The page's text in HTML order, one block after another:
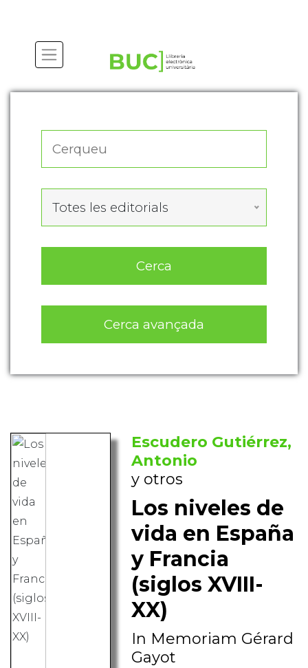
Totes les editorials
Cerca
Cerca avançada
Escudero Gutiérrez,
Antonio
y otros
Los niveles de
vida en España
y Francia
(siglos XVIII-
XX)
In Memoriam Gérard
Gayot